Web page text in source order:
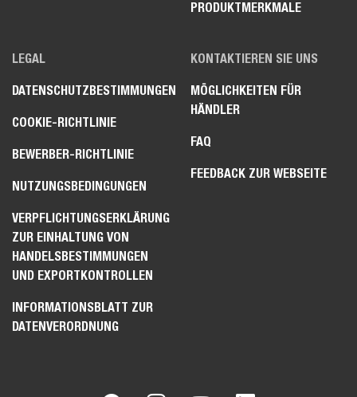
PRODUKTMERKMALE
LEGAL
DATENSCHUTZBESTIMMUNGEN
COOKIE-RICHTLINIE
BEWERBER-RICHTLINIE
NUTZUNGSBEDINGUNGEN
VERPFLICHTUNGSERKLÄRUNG
ZUR EINHALTUNG VON
HANDELSBESTIMMUNGEN
UND EXPORTKONTROLLEN
INFORMATIONSBLATT ZUR
DATENVERORDNUNG
KONTAKTIEREN SIE UNS
MÖGLICHKEITEN FÜR
HÄNDLER
FAQ
FEEDBACK ZUR WEBSEITE